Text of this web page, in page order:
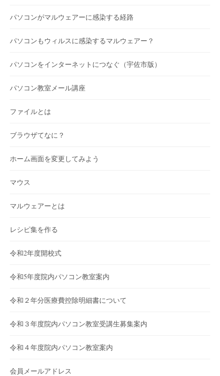
パソコンがマルウェアーに感染する経路
パソコンもウィルスに感染するマルウェアー？
パソコンをインターネットにつなぐ（宇佐市版）
パソコン教室メール講座
ファイルとは
ブラウザてなに？
ホーム画面を変更してみよう
マウス
マルウェアーとは
レシピ集を作る
令和2年度開校式
令和5年度院内パソコン教室案内
令和２年分医療費控除明細書について
令和３年度院内パソコン教室受講生募集案内
令和４年度院内パソコン教室案内
会員メールアドレス